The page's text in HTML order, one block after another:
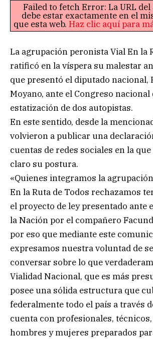
Failed to fetch Error: La URL del
debe estar exactamente en el
que esta web. Haz clic aquí para
La agrupación peronista Vial En la
ratificó en la víspera su malestar
que presentó el diputado nacional,
Moyano, ante el Congreso nacional
estatización de dos autopistas.
En este sentido, desde la
volvieron a publicar una
cuentas de redes sociales en la
claro su postura.
«Quienes integramos la
En la Ruta de Todos rechazamos
el proyecto de ley presentado ante
la Nación por el compañero
por eso que mediante este
expresamos nuestra voluntad de
conversar sobre lo que
Vialidad Nacional, que es más
posee una sólida estructura que
federalmente todo el país a través
cuenta con profesionales,
hombres y mujeres preparados